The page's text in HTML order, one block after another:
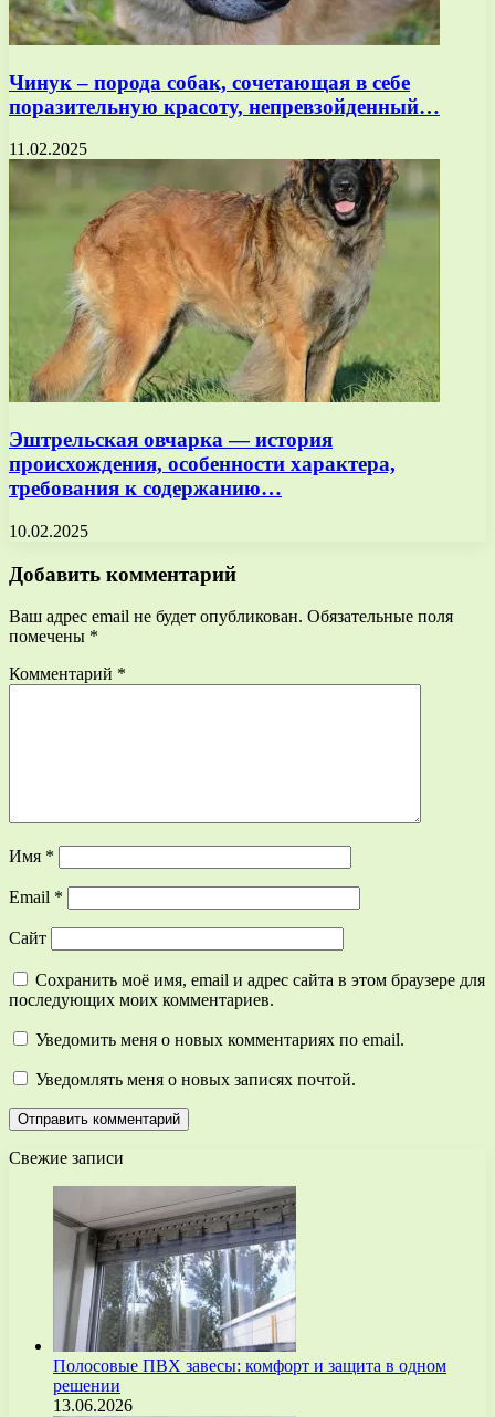
Чинук – порода собак, сочетающая в себе
поразительную красоту, непревзойденный…
11.02.2025
Эштрельская овчарка — история
происхождения, особенности характера,
требования к содержанию…
10.02.2025
Добавить комментарий
Ваш адрес email не будет опубликован. Обязательные поля
помечены *
Комментарий *
Имя *
Email *
Сайт
Сохранить моё имя, email и адрес сайта в этом браузере для
последующих моих комментариев.
Уведомить меня о новых комментариях по email.
Уведомлять меня о новых записях почтой.
Свежие записи
Полосовые ПВХ завесы: комфорт и защита в одном
решении
13.06.2026